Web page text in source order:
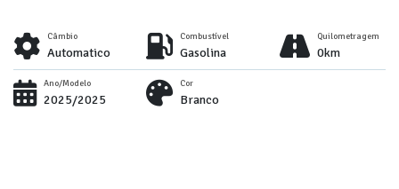
Câmbio
Automatico
Combustível
Gasolina
Quilometragem
0km
Ano/Modelo
2025/2025
Cor
Branco